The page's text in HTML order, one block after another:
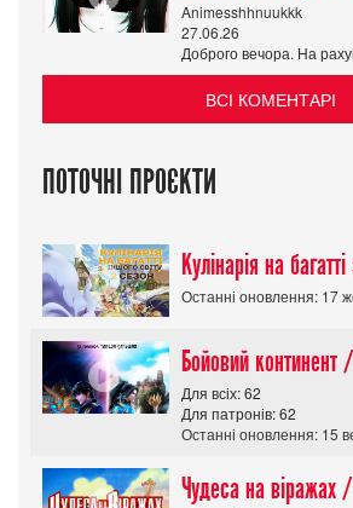
Animesshhnuukkk
27.06.26
Доброго вечора. На
ВСІ КОМЕНТАРІ
ПОТОЧНІ ПРОЄКТИ
Останні оновлення: 17
Бойовий континент
Для всіх: 62
Для патронів: 62
Останні оновлення: 15
Чудеса на віражах